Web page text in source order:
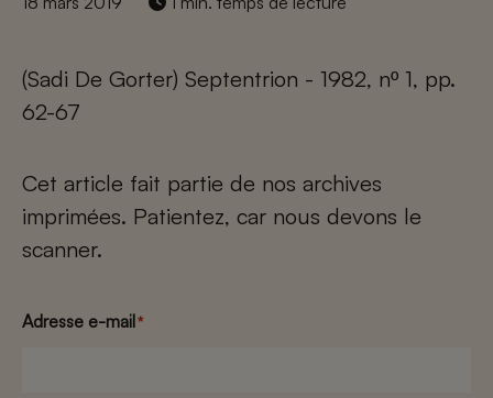
(Sadi De Gorter) Septentrion - 1982, nº 1, pp.
62-67
Cet article fait partie de nos archives
imprimées. Patientez, car nous devons le
scanner.
Adresse e-mail*